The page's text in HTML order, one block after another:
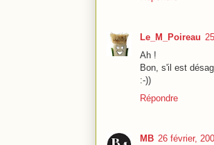
Le_M_Poireau
Ah !
Bon, s'il est
:-))
Répondre
MB 26 février,